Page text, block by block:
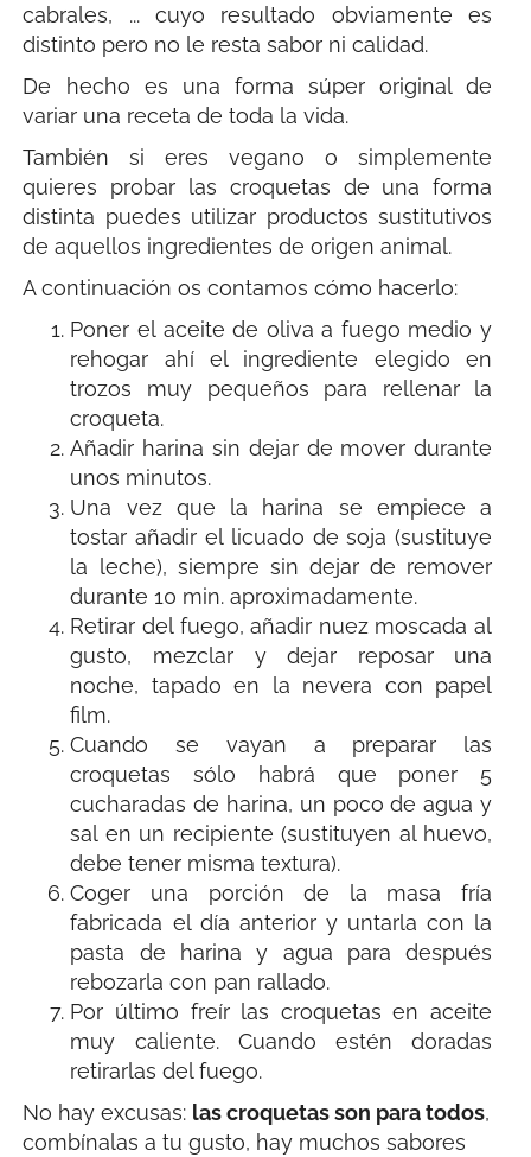
cabrales, ... cuyo resultado obviamente es
distinto pero no le resta sabor ni calidad.
De hecho es una forma súper original de
variar una receta de toda la vida.
También si eres vegano o simplemente
quieres probar las croquetas de una forma
distinta puedes utilizar productos sustitutivos
de aquellos ingredientes de origen animal.
A continuación os contamos cómo hacerlo:
Poner el aceite de oliva a fuego medio y
rehogar ahí el ingrediente elegido en
trozos muy pequeños para rellenar la
croqueta.
Añadir harina sin dejar de mover durante
unos minutos.
Una vez que la harina se empiece a
tostar añadir el licuado de soja (sustituye
la leche), siempre sin dejar de remover
durante 10 min. aproximadamente.
Retirar del fuego, añadir nuez moscada al
gusto, mezclar y dejar reposar una
noche, tapado en la nevera con papel
film.
Cuando se vayan a preparar las
croquetas sólo habrá que poner 5
cucharadas de harina, un poco de agua y
sal en un recipiente (sustituyen al huevo,
debe tener misma textura).
Coger una porción de la masa fría
fabricada el día anterior y untarla con la
pasta de harina y agua para después
rebozarla con pan rallado.
Por último freír las croquetas en aceite
muy caliente. Cuando estén doradas
retirarlas del fuego.
No hay excusas: las croquetas son para todos,
combínalas a tu gusto, hay muchos sabores